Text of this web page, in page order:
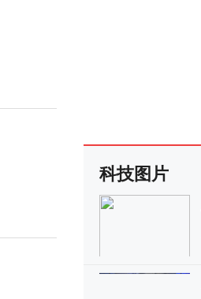
科技图片